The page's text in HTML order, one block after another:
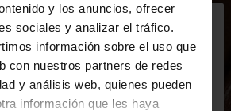
y los anuncios, ofrecer
sociales y analizar el tráfico.
información sobre el uso que
con nuestros partners de redes
y análisis web, quienes pueden
información que les haya
a la web de España. ¿Quieres ir a
States?